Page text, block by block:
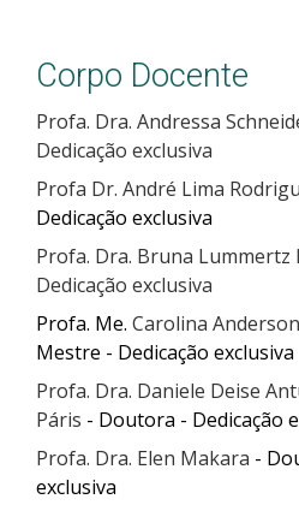
Corpo Docente
Profa. Dra. Andressa
Dedicação exclusiva
Profa Dr. André Lima
Dedicação exclusiva
Profa. Dra. Bruna Lummertz
Dedicação exclusiva
Profa. Me. Carolina
Mestre - Dedicação exclusiva
Profa. Dra. Daniele Deise
Páris - Doutora - Dedicação
Profa. Dra. Elen Makara -
exclusiva